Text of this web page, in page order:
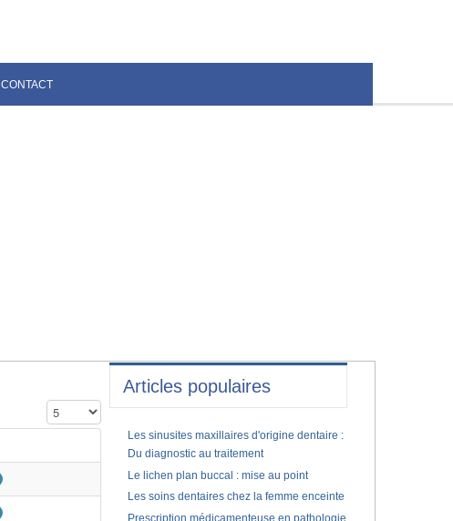
CONTACT
Affichage #
Articles populaires
Les sinusites maxillaires d'origine dentaire :
Du diagnostic au traitement
Le lichen plan buccal : mise au point
Les soins dentaires chez la femme enceinte
Prescription médicamenteuse en pathologie